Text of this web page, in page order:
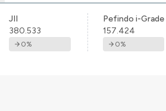
JII
380.533
0%
Pefindo i-Grade
157.424
0%